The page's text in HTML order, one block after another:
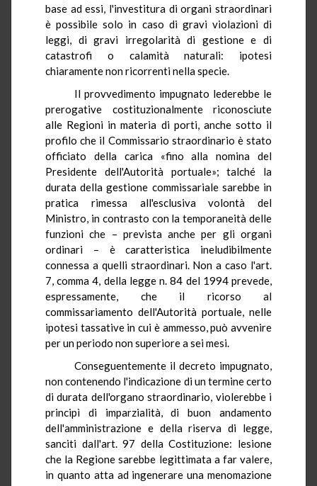
base ad essi, l'investitura di organi straordinari
è possibile solo in caso di gravi violazioni di
leggi, di gravi irregolarità di gestione e di
catastrofi o calamità naturali: ipotesi
chiaramente non ricorrenti nella specie.
Il provvedimento impugnato lederebbe le
prerogative costituzionalmente riconosciute
alle Regioni in materia di porti, anche sotto il
profilo che il Commissario straordinario è stato
officiato della carica «fino alla nomina del
Presidente dell'Autorità portuale»; talché la
durata della gestione commissariale sarebbe in
pratica rimessa all'esclusiva volontà del
Ministro, in contrasto con la temporaneità delle
funzioni che – prevista anche per gli organi
ordinari – è caratteristica ineludibilmente
connessa a quelli straordinari. Non a caso l'art.
7, comma 4, della legge n. 84 del 1994 prevede,
espressamente, che il ricorso al
commissariamento dell'Autorità portuale, nelle
ipotesi tassative in cui è ammesso, può avvenire
per un periodo non superiore a sei mesi.
Conseguentemente il decreto impugnato,
non contenendo l'indicazione di un termine certo
di durata dell'organo straordinario, violerebbe i
principì di imparzialità, di buon andamento
dell'amministrazione e della riserva di legge,
sanciti dall'art. 97 della Costituzione: lesione
che la Regione sarebbe legittimata a far valere,
in quanto atta ad ingenerare una menomazione